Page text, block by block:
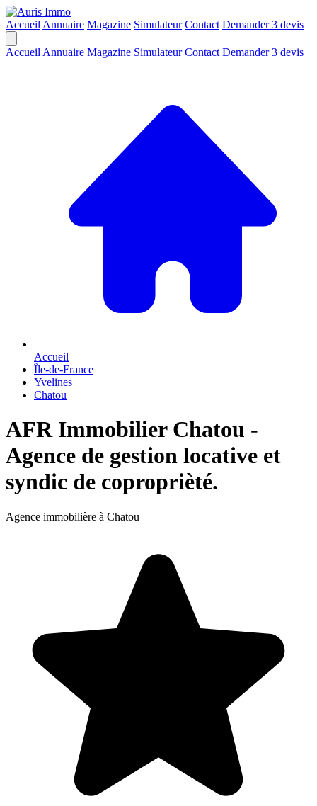
Accueil Annuaire Magazine Simulateur Contact Demander 3 devis
Accueil Annuaire Magazine Simulateur Contact Demander 3 devis
Accueil
Île-de-France
Yvelines
Chatou
AFR Immobilier Chatou -
Agence de gestion locative et
syndic de coproprièté.
Agence immobilière à Chatou